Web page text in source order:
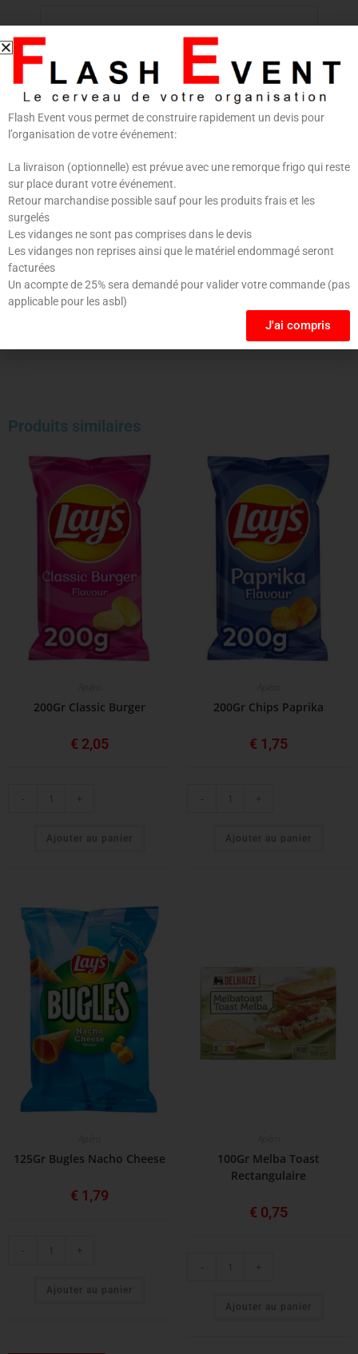
Enregistrer mon nom, mon e-mail et mon site dans
le navigateur pour mon prochain commentaire.
Produits similaires
200Gr Classic Burger
€ 2,05
- +
Ajouter au panier
200Gr Chips Paprika
€ 1,75
- +
Ajouter au panier
125Gr Bugles Nacho Cheese
€ 1,79
- +
Ajouter au panier
100Gr Melba Toast
Rectangulaire
€ 0,75
- +
Ajouter au panier
Flash Event vous permet de construire rapidement un devis pour
l’organisation de votre événement:
La livraison (optionnelle) est prévue avec une remorque frigo qui reste
sur place durant votre événement.
Retour marchandise possible sauf pour les produits frais et les
surgelés
Les vidanges ne sont pas comprises dans le devis
Les vidanges non reprises ainsi que le matériel endommagé seront
facturées
Un acompte de 25% sera demandé pour valider votre commande (pas
applicable pour les asbl)
J'ai compris